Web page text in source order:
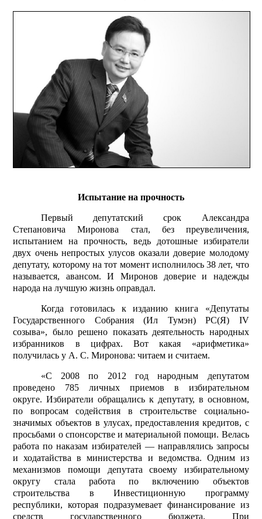
Испытание на прочность
Первый депутатский срок Александра
Степановича Миронова стал, без преувеличения,
испытанием на прочность, ведь дотошные избиратели
двух очень непростых улусов оказали доверие молодому
депутату, которому на тот момент исполнилось 38 лет, что
называется, авансом. И Миронов доверие и надежды
народа на лучшую жизнь оправдал.
Когда готовилась к изданию книга «Депутаты
Государственного Собрания (Ил Тумэн) РС(Я) IV
созыва», было решено показать деятельность народных
избранников в цифрах. Вот какая «арифметика»
получилась у А. С. Миронова: читаем и считаем.
«С 2008 по 2012 год народным депутатом
проведено 785 личных приемов в избирательном
округе. Избиратели обращались к депутату, в основном,
по вопросам содействия в строительстве социально-
значимых объектов в улусах, предоставления кредитов, с
просьбами о спонсорстве и материальной помощи. Велась
работа по наказам избирателей — направлялись запросы
и ходатайства в министерства и ведомства. Одним из
механизмов помощи депутата своему избирательному
округу стала работа по включению объектов
строительства в Инвестиционную программу
республики, которая подразумевает финансирование из
средств государственного бюджета. При